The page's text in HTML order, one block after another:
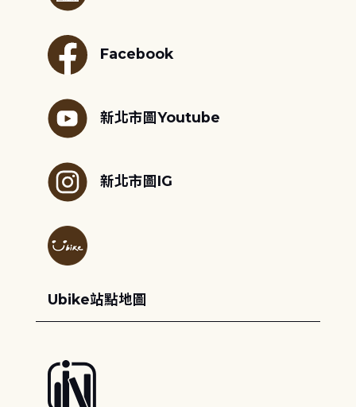
Facebook
新北市圖Youtube
新北市圖IG
Ubike站點地圖